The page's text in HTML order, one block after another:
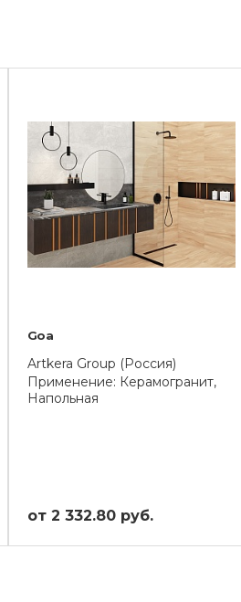
Goa
Artkera Group (Россия)
Применение: Керамогранит,
Напольная
от 2 332.80 руб.